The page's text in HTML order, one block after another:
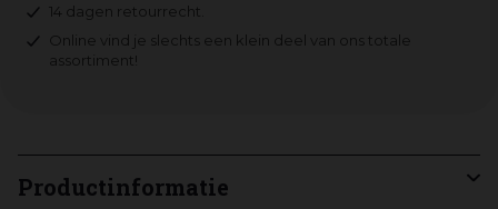
14 dagen retourrecht.
Online vind je slechts een klein deel van ons totale
assortiment!
Productinformatie